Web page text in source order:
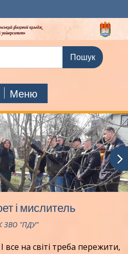
Меню
і мислитель
ЗВО "ПДУ"
І все на світі треба пережити,